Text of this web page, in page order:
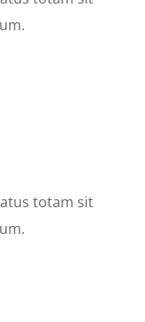
totam sit